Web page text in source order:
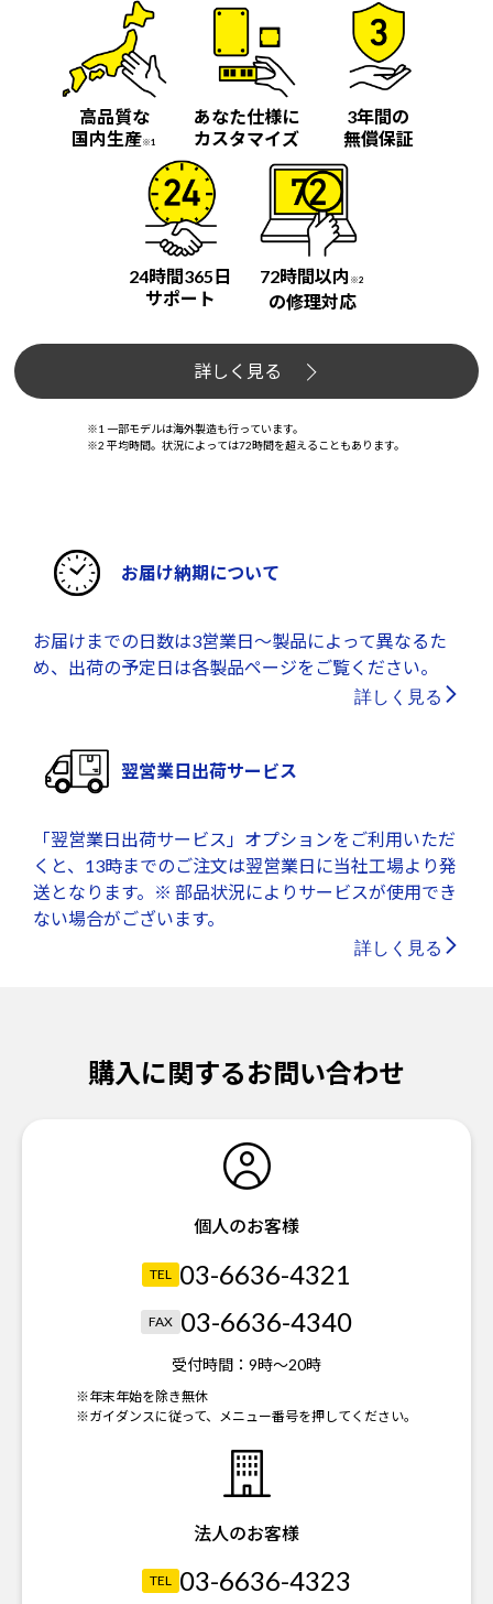
高品質な
国内生産※1
あなた仕様に
カスタマイズ
3年間の
無償保証
24時間365日
サポート
72時間以内 ※2
の修理対応
詳しく見る
※1 一部モデルは海外製造も行っています。
※2 平均時間。状況によっては72時間を超えることもあります。
お届け納期について
お届けまでの日数は3営業日～製品によって異なるた
め、出荷の予定日は各製品ページをご覧ください。
詳しく見る
翌営業日出荷サービス
「翌営業日出荷サービス」オプションをご利用いただ
くと、13時までのご注文は翌営業日に当社工場より発
送となります。※ 部品状況によりサービスが使用でき
ない場合がございます。
詳しく見る
購入に関するお問い合わせ
個人のお客様
TEL 03-6636-4321
FAX 03-6636-4340
受付時間： 9時～20時
※年末年始を除き無休
※ガイダンスに従って、メニュー番号を押してください。
法人のお客様
TEL 03-6636-4323